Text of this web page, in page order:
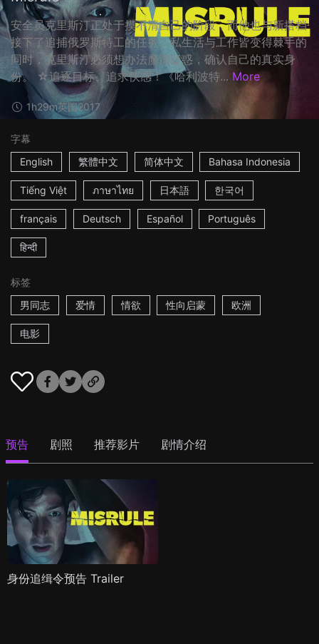
安全员克里斯汀正处于摸不清自己的阶段，而他也与新搭档
接下了追捕俄罗斯特工的任务。私生活与工作皆变得棘手的
同时，克里斯汀必须想办法釐清疑惑，确认自己的真实身
份。 ☆追逐目标、追求快感！《哈利波特... More
1h29m英国2017
字幕
English
繁體中文 简体中文 Bahasa Indonesia
Tiếng Việt ภาษาไทย 日本語 한국어
français Deutsch Español Português
हिन्दी
标签
男同志
爱情 情欲 性向启蒙 欧洲
电影
预告 剧照 推荐影片 剧情介绍
身份追缉令预告 Trailer